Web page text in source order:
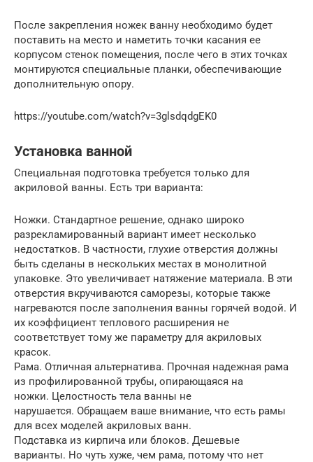
После закрепления ножек ванну необходимо будет
поставить на место и наметить точки касания ее
корпусом стенок помещения, после чего в этих точках
монтируются специальные планки, обеспечивающие
дополнительную опору.
https://youtube.com/watch?v=3glsdqdgEK0
Установка ванной
Специальная подготовка требуется только для
акриловой ванны. Есть три варианта:
Ножки. Стандартное решение, однако широко
разрекламированный вариант имеет несколько
недостатков. В частности, глухие отверстия должны
быть сделаны в нескольких местах в монолитной
упаковке. Это увеличивает натяжение материала. В эти
отверстия вкручиваются саморезы, которые также
нагреваются после заполнения ванны горячей водой. И
их коэффициент теплового расширения не
соответствует тому же параметру для акриловых
красок.
Рама. Отличная альтернатива. Прочная надежная рама
из профилированной трубы, опирающаяся на
ножки. Целостность тела ванны не
нарушается. Обращаем ваше внимание, что есть рамы
для всех моделей акриловых ванн.
Подставка из кирпича или блоков. Дешевые
варианты. Но чуть хуже, чем рама, потому что нет